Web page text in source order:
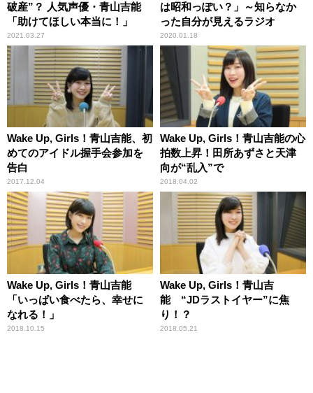
破産”？ 人気声優・青山吉能
「助けてほしい本当に！」
2021.03.27
は昭和っぽい？」～知らなか
った自分が見えるラジオ
2020.01.18
Wake Up, Girls！青山吉能、初
めてのアイドル握手会参加を
告白
2017.12.04
Wake Up, Girls！青山吉能の心
拍数上昇！田所あずさと天津
向が“乱入”で
2018.04.02
Wake Up, Girls！青山吉能
「いっぱい食べたら、幸せに
なれる！」
2018.10.15
Wake Up, Girls！青山吉
能 “JDラストイヤー”に焦
り！？
2018.05.21